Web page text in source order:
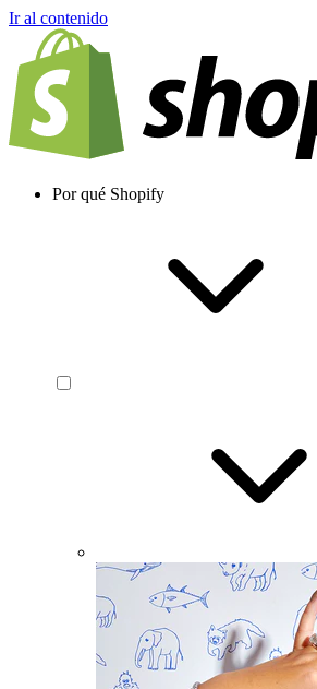
Ir al contenido
Por qué Shopify